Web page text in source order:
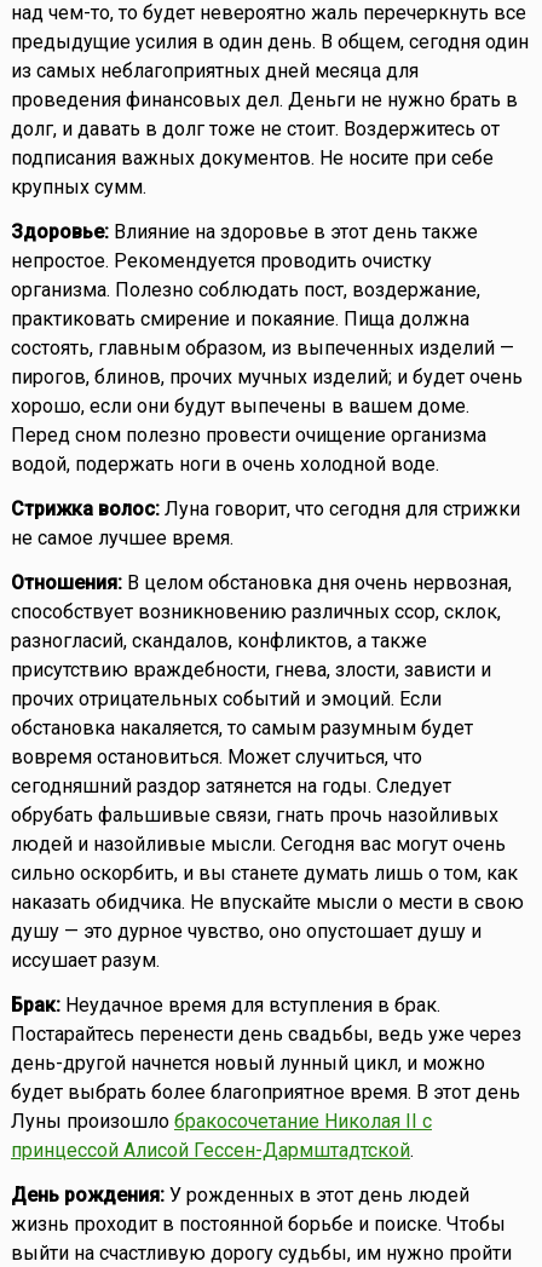
над чем-то, то будет невероятно жаль перечеркнуть все
предыдущие усилия в один день. В общем, сегодня один
из самых неблагоприятных дней месяца для
проведения финансовых дел. Деньги не нужно брать в
долг, и давать в долг тоже не стоит. Воздержитесь от
подписания важных документов. Не носите при себе
крупных сумм.
Здоровье:Влияние на здоровье в этот день также
непростое. Рекомендуется проводить очистку
организма. Полезно соблюдать пост, воздержание,
практиковать смирение и покаяние. Пища должна
состоять, главным образом, из выпеченных изделий —
пирогов, блинов, прочих мучных изделий; и будет очень
хорошо, если они будут выпечены в вашем доме.
Перед сном полезно провести очищение организма
водой, подержать ноги в очень холодной воде.
Стрижка волос:Луна говорит, что сегодня для стрижки
не самое лучшее время.
Отношения:В целом обстановка дня очень нервозная,
способствует возникновению различных ссор, склок,
разногласий, скандалов, конфликтов, а также
присутствию враждебности, гнева, злости, зависти и
прочих отрицательных событий и эмоций. Если
обстановка накаляется, то самым разумным будет
вовремя остановиться. Может случиться, что
сегодняшний раздор затянется на годы. Следует
обрубать фальшивые связи, гнать прочь назойливых
людей и назойливые мысли. Сегодня вас могут очень
сильно оскорбить, и вы станете думать лишь о том, как
наказать обидчика. Не впускайте мысли о мести в свою
душу — это дурное чувство, оно опустошает душу и
иссушает разум.
Брак:Неудачное время для вступления в брак.
Постарайтесь перенести день свадьбы, ведь уже через
день-другой начнется новый лунный цикл, и можно
будет выбрать более благоприятное время. В этот день
Луны произошло бракосочетание Николая II с
принцессой Алисой Гессен-Дармштадтской.
День рождения:У рожденных в этот день людей
жизнь проходит в постоянной борьбе и поиске. Чтобы
выйти на счастливую дорогу судьбы, им нужно пройти